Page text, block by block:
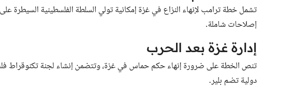
تشمل خطة ترامب لإنهاء النزاع في غزة إمكانية تولي السلطة الفلسطينية السيطرة
إصلاحات شاملة.
إدارة غزة بعد الحرب
تنص الخطة على ضرورة إنهاء حكم حماس في غزة، وتتضمن إنشاء لجنة تكنوقراط
دولية تضم بلير.